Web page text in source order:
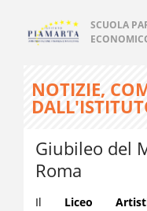
SCUOLA
NOTIZIE,
Giubileo del
Roma
Il Liceo